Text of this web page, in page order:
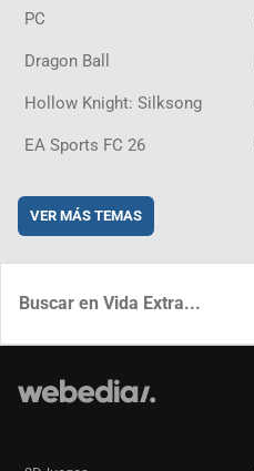
PC
Dragon Ball
Hollow Knight: Silksong
EA Sports FC 26
VER MÁS TEMAS